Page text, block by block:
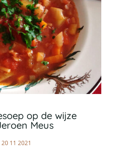
op de wijze
Meus
20 11 2021